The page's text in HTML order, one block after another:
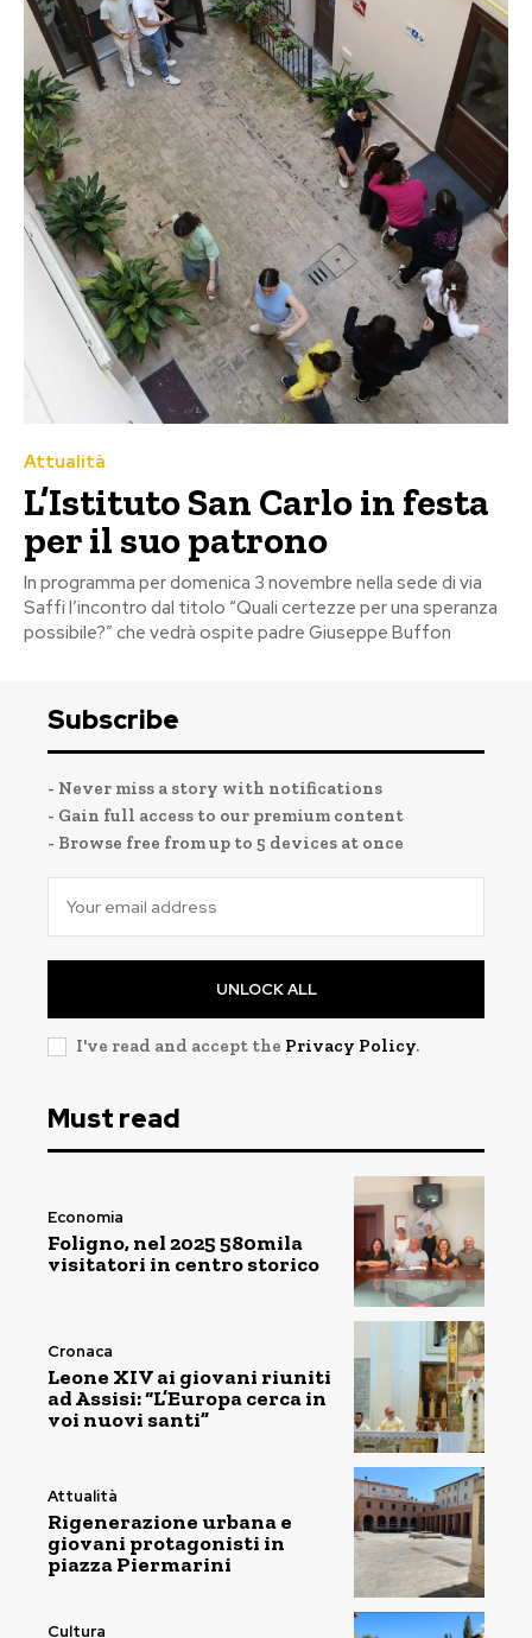
Attualità
L’Istituto San Carlo in festa
per il suo patrono
In programma per domenica 3 novembre nella sede di via
Saffi l’incontro dal titolo “Quali certezze per una speranza
possibile?” che vedrà ospite padre Giuseppe Buffon
Subscribe
- Never miss a story with notifications
- Gain full access to our premium content
- Browse free from up to 5 devices at once
UNLOCK ALL
I've read and accept the Privacy Policy.
Must read
Economia
Foligno, nel 2025 580mila
visitatori in centro storico
Cronaca
Leone XIV ai giovani riuniti
ad Assisi: “L’Europa cerca in
voi nuovi santi”
Attualità
Rigenerazione urbana e
giovani protagonisti in
piazza Piermarini
Cultura